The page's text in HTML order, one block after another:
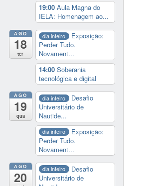
19:00 Aula Magna do
IELA: Homenagem ao...
AGO
18
ter
dia inteiro
Exposição:
Perder Tudo.
Novament...
14:00 Soberania
tecnológica e digital
AGO
19
qua
dia inteiro
Desafio
Universitário de
Nautide...
dia inteiro
Exposição:
Perder Tudo.
Novament...
AGO
20
dia inteiro
Desafio
Universitário de